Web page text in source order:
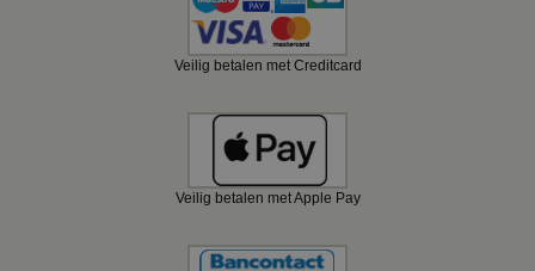
Veilig betalen met Creditcard
Veilig betalen met Apple Pay